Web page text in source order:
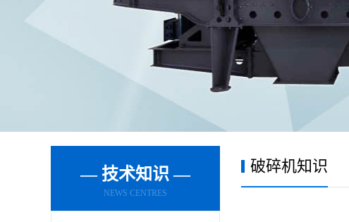
— 技术知识 —
NEWS CENTRES
破碎机知识